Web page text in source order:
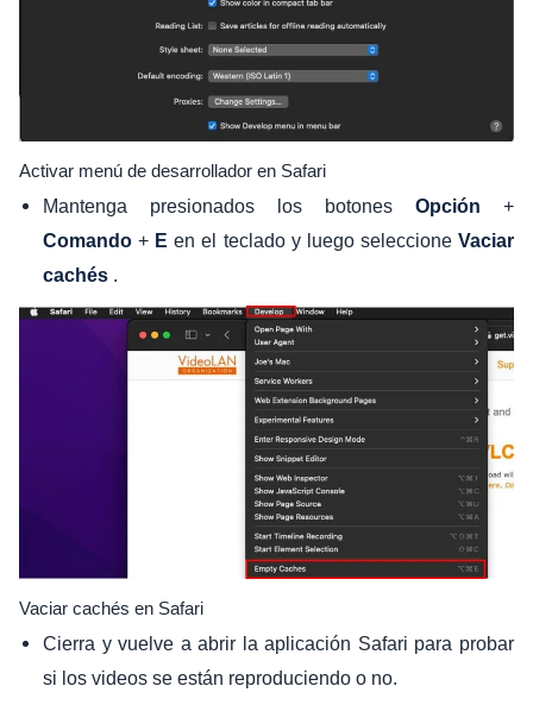
Activar menú de desarrollador en Safari
Mantenga presionados los botones Opción +
Comando + E en el teclado y luego seleccioneVaciar
cachés .
Vaciar cachés en Safari
Cierra y vuelve a abrir la aplicación Safari para probar
si los videos se están reproduciendo o no.